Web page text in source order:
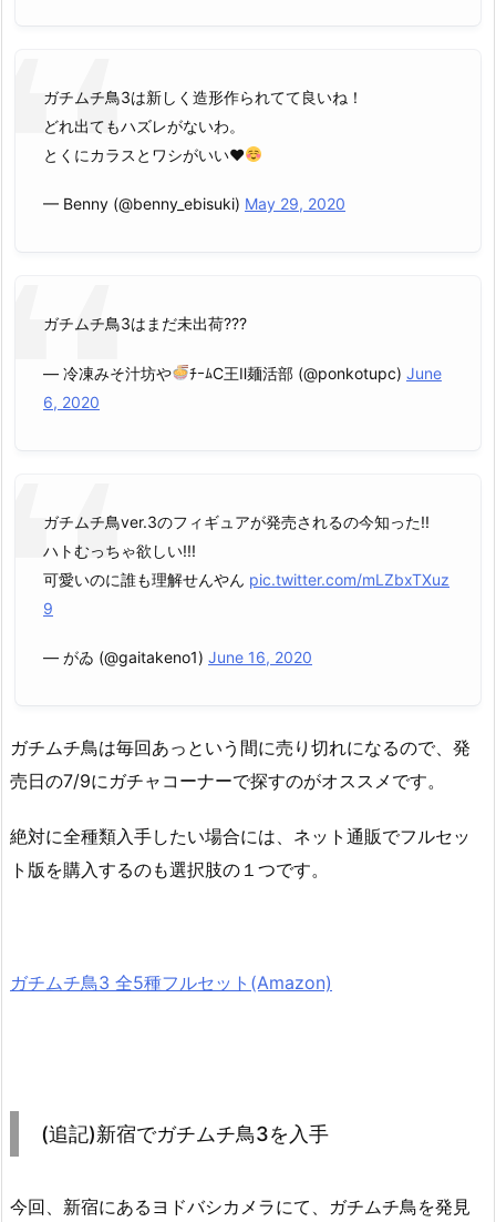
ガチムチ鳥3は新しく造形作られてて良いね！
どれ出てもハズレがないわ。
とくにカラスとワシがいい♥️
— Benny (@benny_ebisuki) May 29, 2020
ガチムチ鳥3はまだ未出荷???
— 冷凍みそ汁坊や ﾁｰﾑC王Ⅱ麺活部 (@ponkotupc) June
6, 2020
ガチムチ鳥ver.3のフィギュアが発売されるの今知った!!
ハトむっちゃ欲しい!!!
可愛いのに誰も理解せんやん pic.twitter.com/mLZbxTXuz
9
— がゐ (@gaitakeno1) June 16, 2020
ガチムチ鳥は毎回あっという間に売り切れになるので、発
売日の7/9にガチャコーナーで探すのがオススメです。
絶対に全種類入手したい場合には、ネット通販でフルセッ
ト版を購入するのも選択肢の１つです。
ガチムチ鳥3 全5種フルセット(Amazon)
(追記)新宿でガチムチ鳥3を入手
今回、新宿にあるヨドバシカメラにて、ガチムチ鳥を発見